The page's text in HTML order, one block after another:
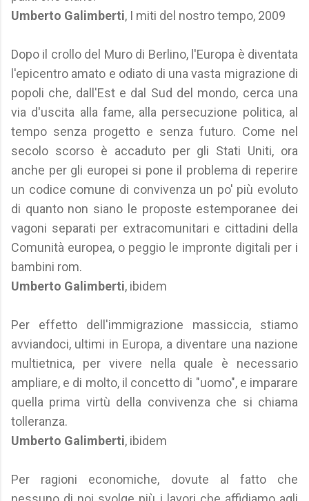
Umberto Galimberti, I miti del nostro tempo, 2009
Dopo il crollo del Muro di Berlino, l'Europa è diventata
l'epicentro amato e odiato di una vasta migrazione di
popoli che, dall'Est e dal Sud del mondo, cerca una
via d'uscita alla fame, alla persecuzione politica, al
tempo senza progetto e senza futuro. Come nel
secolo scorso è accaduto per gli Stati Uniti, ora
anche per gli europei si pone il problema di reperire
un codice comune di convivenza un po' più evoluto
di quanto non siano le proposte estemporanee dei
vagoni separati per extracomunitari e cittadini della
Comunità europea, o peggio le impronte digitali per i
bambini rom.
Umberto Galimberti, ibidem
Per effetto dell'immigrazione massiccia, stiamo
avviandoci, ultimi in Europa, a diventare una nazione
multietnica, per vivere nella quale è necessario
ampliare, e di molto, il concetto di "uomo", e imparare
quella prima virtù della convivenza che si chiama
tolleranza.
Umberto Galimberti, ibidem
Per ragioni economiche, dovute al fatto che